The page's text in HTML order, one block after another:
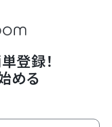
登録！
める